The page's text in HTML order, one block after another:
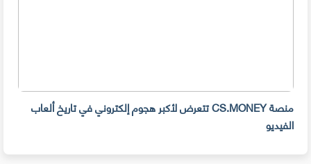
منصة CS.MONEY تتعرض لأكبر هجوم إلكتروني في تاريخ ألعاب
الفيديو